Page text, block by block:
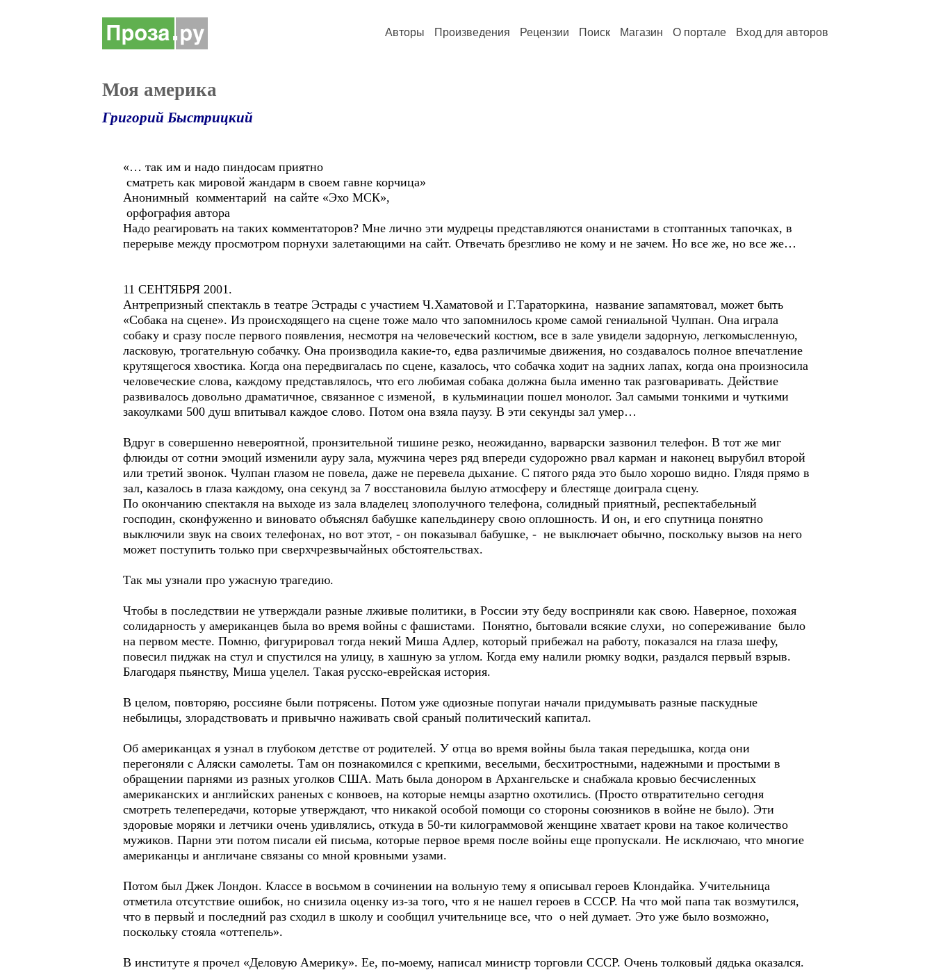
Авторы Произведения Рецензии Поиск Магазин О портале Вход для авторов
Моя америка
Григорий Быстрицкий
«… так им и надо пиндосам приятно
сматреть как мировой жандарм в своем гавне корчица»
Анонимный комментарий на сайте «Эхо МСК»,
орфография автора
Надо реагировать на таких комментаторов? Мне лично эти мудрецы представляются онанистами в стоптанных тапочках, в
перерыве между просмотром порнухи залетающими на сайт. Отвечать брезгливо не кому и не зачем. Но все же, но все же…
11 СЕНТЯБРЯ 2001.
Антрепризный спектакль в театре Эстрады с участием Ч.Хаматовой и Г.Тараторкина, название запамятовал, может быть
«Собака на сцене». Из происходящего на сцене тоже мало что запомнилось кроме самой гениальной Чулпан. Она играла
собаку и сразу после первого появления, несмотря на человеческий костюм, все в зале увидели задорную, легкомысленную,
ласковую, трогательную собачку. Она производила какие-то, едва различимые движения, но создавалось полное впечатление
крутящегося хвостика. Когда она передвигалась по сцене, казалось, что собачка ходит на задних лапах, когда она произносила
человеческие слова, каждому представлялось, что его любимая собака должна была именно так разговаривать. Действие
развивалось довольно драматичное, связанное с изменой, в кульминации пошел монолог. Зал самыми тонкими и чуткими
закоулками 500 душ впитывал каждое слово. Потом она взяла паузу. В эти секунды зал умер…
Вдруг в совершенно невероятной, пронзительной тишине резко, неожиданно, варварски зазвонил телефон. В тот же миг
флюиды от сотни эмоций изменили ауру зала, мужчина через ряд впереди судорожно рвал карман и наконец вырубил второй
или третий звонок. Чулпан глазом не повела, даже не перевела дыхание. С пятого ряда это было хорошо видно. Глядя прямо в
зал, казалось в глаза каждому, она секунд за 7 восстановила былую атмосферу и блестяще доиграла сцену.
По окончанию спектакля на выходе из зала владелец злополучного телефона, солидный приятный, респектабельный
господин, сконфуженно и виновато объяснял бабушке капельдинеру свою оплошность. И он, и его спутница понятно
выключили звук на своих телефонах, но вот этот, - он показывал бабушке, - не выключает обычно, поскольку вызов на него
может поступить только при сверхчрезвычайных обстоятельствах.
Так мы узнали про ужасную трагедию.
Чтобы в последствии не утверждали разные лживые политики, в России эту беду восприняли как свою. Наверное, похожая
солидарность у американцев была во время войны с фашистами. Понятно, бытовали всякие слухи, но сопереживание было
на первом месте. Помню, фигурировал тогда некий Миша Адлер, который прибежал на работу, показался на глаза шефу,
повесил пиджак на стул и спустился на улицу, в хашную за углом. Когда ему налили рюмку водки, раздался первый взрыв.
Благодаря пьянству, Миша уцелел. Такая русско-еврейская история.
В целом, повторяю, россияне были потрясены. Потом уже одиозные попугаи начали придумывать разные паскудные
небылицы, злорадствовать и привычно наживать свой сраный политический капитал.
Об американцах я узнал в глубоком детстве от родителей. У отца во время войны была такая передышка, когда они
перегоняли с Аляски самолеты. Там он познакомился с крепкими, веселыми, бесхитростными, надежными и простыми в
обращении парнями из разных уголков США. Мать была донором в Архангельске и снабжала кровью бесчисленных
американских и английских раненых с конвоев, на которые немцы азартно охотились. (Просто отвратительно сегодня
смотреть телепередачи, которые утверждают, что никакой особой помощи со стороны союзников в войне не было). Эти
здоровые моряки и летчики очень удивлялись, откуда в 50-ти килограммовой женщине хватает крови на такое количество
мужиков. Парни эти потом писали ей письма, которые первое время после войны еще пропускали. Не исключаю, что многие
американцы и англичане связаны со мной кровными узами.
Потом был Джек Лондон. Классе в восьмом в сочинении на вольную тему я описывал героев Клондайка. Учительница
отметила отсутствие ошибок, но снизила оценку из-за того, что я не нашел героев в СССР. На что мой папа так возмутился,
что в первый и последний раз сходил в школу и сообщил учительнице все, что о ней думает. Это уже было возможно,
поскольку стояла «оттепель».
В институте я прочел «Деловую Америку». Ее, по-моему, написал министр торговли СССР. Очень толковый дядька оказался.